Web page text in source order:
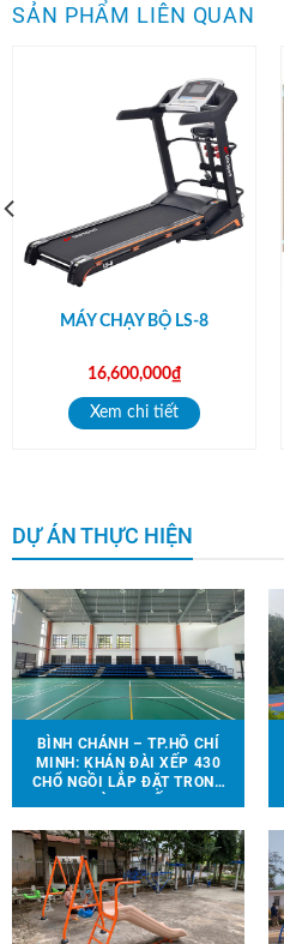
SẢN PHẨM LIÊN QUAN
MÁY CHẠY BỘ LS-8
16,600,000₫
Xem chi tiết
DỰ ÁN THỰC HIỆN
BÌNH CHÁNH – TP.HỒ CHÍ
MINH: KHÁN ĐÀI XẾP 430
CHỔ NGỒI LẮP ĐẶT TRONG